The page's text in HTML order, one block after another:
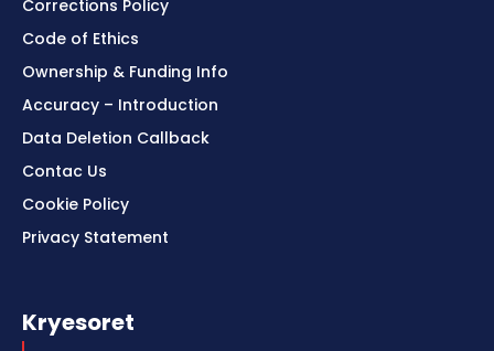
Corrections Policy
Code of Ethics
Ownership & Funding Info
Accuracy – Introduction
Data Deletion Callback
Contac Us
Cookie Policy
Privacy Statement
Kryesoret